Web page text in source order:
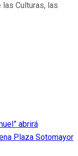
Culturas, las
abrirá
Plaza Sotomayor